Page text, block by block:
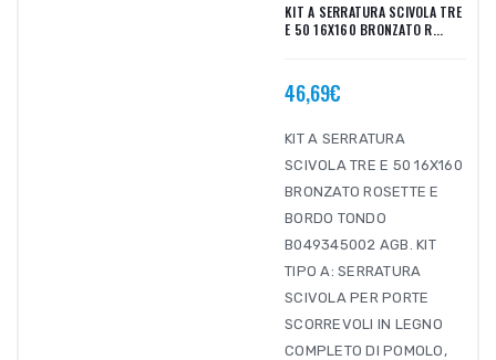
KIT A SERRATURA SCIVOLA TRE
E 50 16X160 BRONZATO R...
46,69€
KIT A SERRATURA
SCIVOLA TRE E 50 16X160
BRONZATO ROSETTE E
BORDO TONDO
B049345002 AGB. KIT
TIPO A: SERRATURA
SCIVOLA PER PORTE
SCORREVOLI IN LEGNO
COMPLETO DI POMOLO,